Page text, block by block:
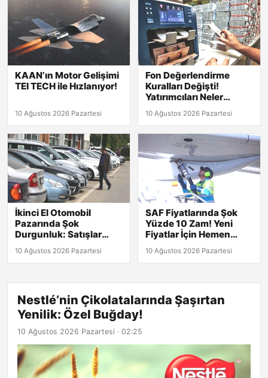
KAAN’ın Motor Gelişimi
TEI TECH ile Hızlanıyor!
10 Ağustos 2026 Pazartesi
Fon Değerlendirme
Kuralları Değişti!
Yatırımcıları Neler
Bekliyor?
10 Ağustos 2026 Pazartesi
İkinci El Otomobil
Pazarında Şok
Durgunluk: Satışlar
Neden Düşüyor?
10 Ağustos 2026 Pazartesi
SAF Fiyatlarında Şok
Yüzde 10 Zam! Yeni
Fiyatlar İçin Hemen
Tıkla!
10 Ağustos 2026 Pazartesi
Nestlé’nin Çikolatalarında Şaşırtan
Yenilik: Özel Buğday!
10 Ağustos 2026 Pazartesi · 02:25